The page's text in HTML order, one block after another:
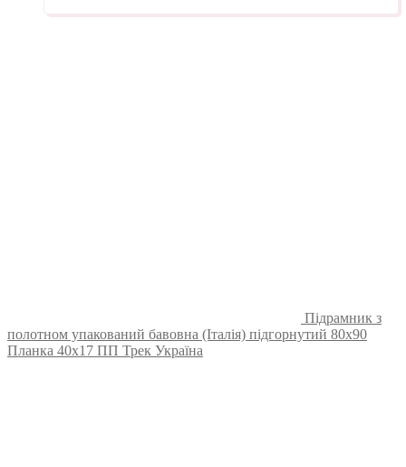
Підрамник з
полотном упакований бавовна (Італія) підгорнутий 80х90
Планка 40х17 ПП Трек Україна